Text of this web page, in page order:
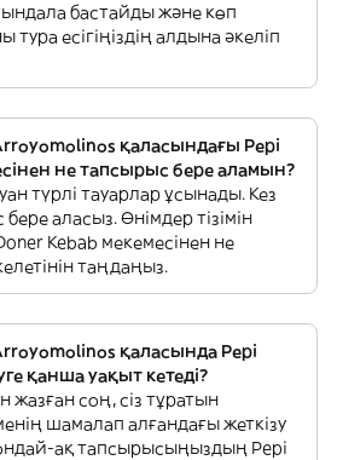
бастайды және көп
тура есігіңіздің алдына әкеліп
қаласындағы Pepi
не тапсырыс бере аламын?
түрлі тауарлар ұсынады. Кез
аласыз. Өнімдер тізімін
Kebab мекемесінен не
таңдаңыз.
қаласында Pepi
қанша уақыт кетеді?
жазған соң, сіз тұратын
шамалап алғандағы жеткізу
ақ тапсырысыңыздың Pepi